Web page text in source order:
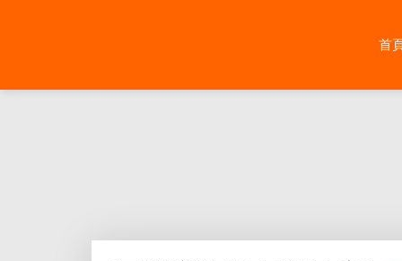
首